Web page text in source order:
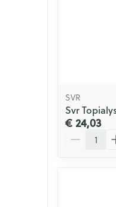
SVR
Svr
€ 24,03